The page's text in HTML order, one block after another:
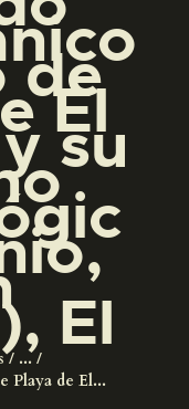
de
El
su
El
...
Playa de El...